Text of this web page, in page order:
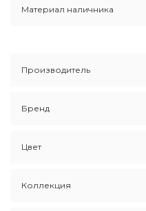
Материал наличника
Производитель
Бренд
Цвет
Коллекция